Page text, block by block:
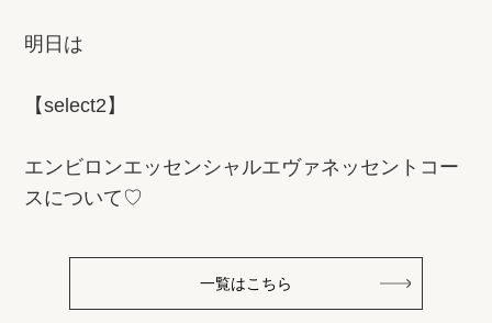
明日は
【select2】
エンビロンエッセンシャルエヴァネッセントコー
スについて♡
一覧はこちら